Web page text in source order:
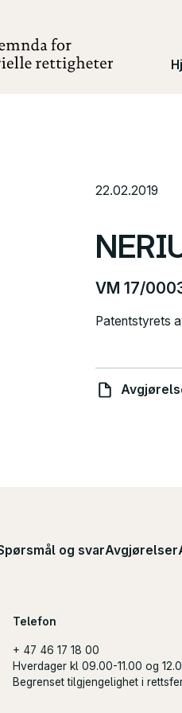
22.02.2019
VM 17/
Patentstyrets
og svarAvgjørelser
Telefon
+ 47 46 17 18 00
Hverdager kl 09.00-11.00 og
Begrenset tilgjengelighet i